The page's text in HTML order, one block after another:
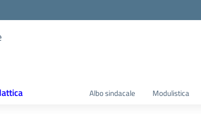
Albo sindacale Modulistica